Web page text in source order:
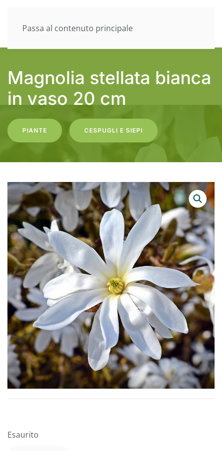
Passa al contenuto principale
Magnolia stellata bianca
in vaso 20 cm
PIANTE CESPUGLI E SIEPI
Esaurito